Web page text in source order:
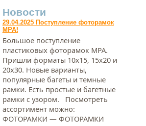
Новости
29.04.2025 Поступление фоторамок
МРА!
Большое поступление
пластиковых фоторамок МРА.
Пришли форматы 10х15, 15х20 и
20х30. Новые варианты,
популярные багеты и темные
рамки. Есть простые и багетные
рамки с узором. Посмотреть
ассортимент можно:
ФОТОРАМКИ — ФОТОРАМКИ